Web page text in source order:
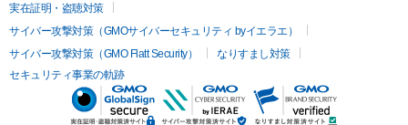
実在証明・盗聴対策
サイバー攻撃対策（GMOサイバーセキュリティ byイエラエ）
サイバー攻撃対策（GMO Flatt Security）
なりすまし対策
セキュリティ事業の軌跡